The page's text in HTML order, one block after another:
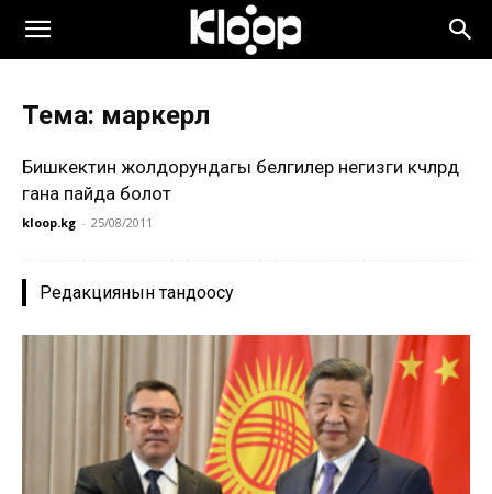
Тема: маркерлөө
Бишкектин жолдорундагы белгилер негизги көчөлөрдө
гана пайда болот
kloop.kg - 25/08/2011
Редакциянын тандоосу